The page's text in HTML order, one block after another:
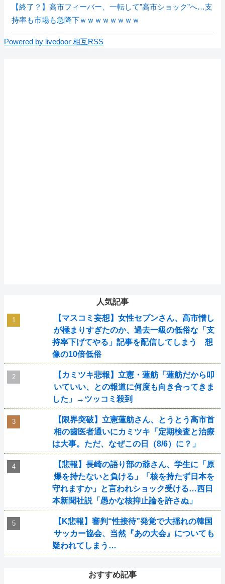
【終了？】高市フィーバー、一転して”高市ショック”へ…支
持率も市場も急降下ｗｗｗｗｗｗｗｗ
Powered by livedoor 相互RSS
人気記事
【マスコミ妄想】女性セブンさん、高市憎し
が極まりすぎたのか、過去一級の低俗な「支
持率下げてやる」記事を配信してしまう 想
像の10倍低俗
【カミツキ悲報】立憲・蓮舫「蓮舫だから叩
いていい、との報道に何度も向き合ってきま
した」→ツッコミ殺到
【限界突破】立憲蓮舫さん、とうとう高市首
相の歯医者通いにカミツキ「定期検査と治療
は大事。ただ、なぜこの日（8/6）に？」
【悲報】長崎の語り部の爺さん、学生に「原
爆を持たないと負ける」「核を持たず日本を
守れますか」と言われショック受ける…西日
本新聞社説「愚かな核抑止論を許さぬ」
【K悲報】審判“性接待”発覚で大揺れの韓国
サッカー協会、当然『あの大会』についても
疑われてしまう…
おすすめ記事